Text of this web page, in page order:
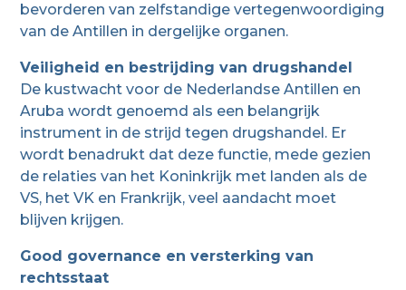
bevorderen van zelfstandige vertegenwoordiging
van de Antillen in dergelijke organen.
Veiligheid en bestrijding van drugshandel
De kustwacht voor de Nederlandse Antillen en
Aruba wordt genoemd als een belangrijk
instrument in de strijd tegen drugshandel. Er
wordt benadrukt dat deze functie, mede gezien
de relaties van het Koninkrijk met landen als de
VS, het VK en Frankrijk, veel aandacht moet
blijven krijgen.
Good governance en versterking van
rechtsstaat